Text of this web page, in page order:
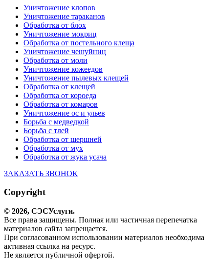
Уничтожение клопов
Уничтожение тараканов
Обработка от блох
Уничтожение мокриц
Обработка от постельного клеща
Уничтожение чешуйниц
Обработка от моли
Уничтожение кожеедов
Уничтожение пылевых клещей
Обработка от клещей
Обработка от короеда
Обработка от комаров
Уничтожение ос и ульев
Борьба с медведкой
Борьба с тлей
Обработка от шершней
Обработка от мух
Обработка от жука усача
ЗАКАЗАТЬ ЗВОНОК
Copyright
© 2026, СЭСУслуги.
Все права защищены. Полная или частичная перепечатка
материалов сайта запрещается.
При согласованном использовании материалов необходима
активная ссылка на ресурс.
Не является публичной офертой.